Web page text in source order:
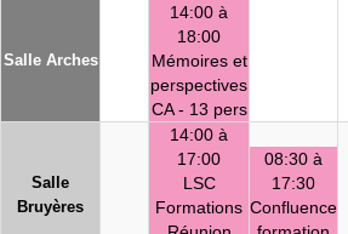
Salle Arches
14:00 à
18:00
Mémoires et
perspectives
CA - 13 pers
Salle
Bruyères
14:00 à
17:00
LSC
Formations
08:30 à
17:30
Confluence